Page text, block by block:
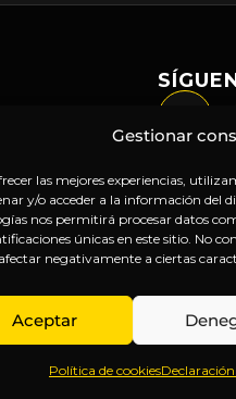
Gestionar
las mejores experiencias,
y/o acceder a la información del
nos permitirá procesar datos
únicas en este sitio. No
negativamente a ciertas
Aceptar
Política de cookies